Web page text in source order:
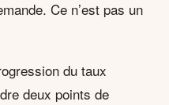
Ce n’est pas un
du taux
deux points de